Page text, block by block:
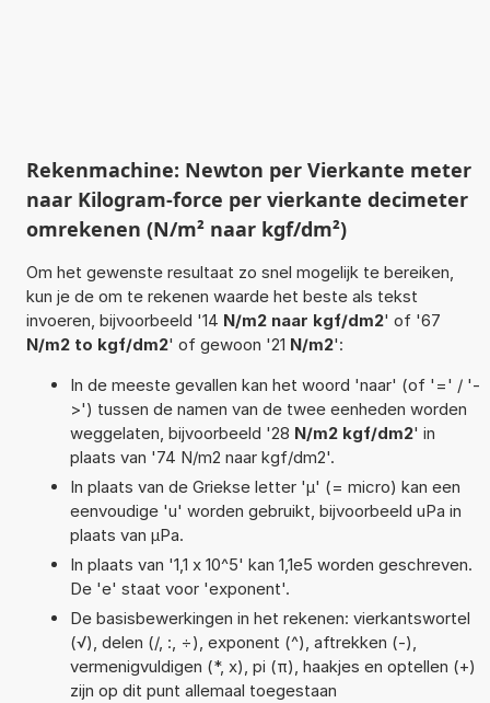
Rekenmachine: Newton per Vierkante meter
naar Kilogram-force per vierkante decimeter
omrekenen (N/m² naar kgf/dm²)
Om het gewenste resultaat zo snel mogelijk te bereiken,
kun je de om te rekenen waarde het beste als tekst
invoeren, bijvoorbeeld '14 N/m2 naar kgf/dm2' of '67
N/m2 to kgf/dm2' of gewoon '21 N/m2':
In de meeste gevallen kan het woord 'naar' (of '=' / '-
>') tussen de namen van de twee eenheden worden
weggelaten, bijvoorbeeld '28 N/m2 kgf/dm2' in
plaats van '74 N/m2 naar kgf/dm2'.
In plaats van de Griekse letter 'µ' (= micro) kan een
eenvoudige 'u' worden gebruikt, bijvoorbeeld uPa in
plaats van µPa.
In plaats van '1,1 x 10^5' kan 1,1e5 worden geschreven.
De 'e' staat voor 'exponent'.
De basisbewerkingen in het rekenen: vierkantswortel
(√), delen (/, :, ÷), exponent (^), aftrekken (-),
vermenigvuldigen (*, x), pi (π), haakjes en optellen (+)
zijn op dit punt allemaal toegestaan